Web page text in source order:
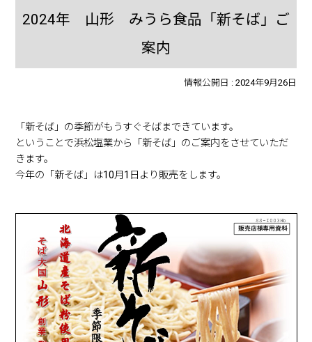
2025年 秋冬野菜用の漬物の素 ご紹介
商品情報
2025年 山形 みうら食品「新そば」ご案内
商品情報
2024年9月26日
商品情報
2024年 山形 みうら食品「新そば」ご案内
2024年9月26日
商品情報
2024年9月26日
商品情報
2024年「秋冬野菜用のお塩・にがり」ご紹介
2024年6月3日
商品情報
2024年夏 浜松塩業セレクト 乾麺シリーズ
2024年6月3日
商品情報
2024年「夏野菜用のお塩・商品」ご紹介
2024年4月5日
商品情報
2024年 山形 みうら食品「新そば」ご
案内
情報公開日 : 2024年9月26日
「新そば」の季節がもうすぐそばまできています。
ということで浜松塩業から「新そば」のご案内をさせていただ
きます。
今年の「新そば」は10月1日より販売をします。